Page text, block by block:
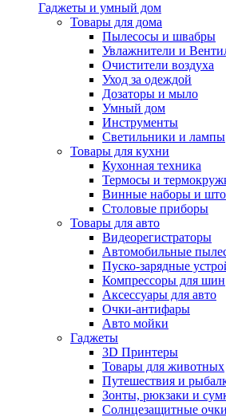
Гаджеты и умный дом
Товары для дома
Пылесосы и швабры
Увлажнители и
Очистители воздуха
Уход за одеждой
Дозаторы и мыло
Умный дом
Инструменты
Светильники и лампы
Товары для кухни
Кухонная техника
Термосы и
Винные наборы и
Столовые приборы
Товары для авто
Видеорегистраторы
Автомобильные
Пуско-зарядные
Компрессоры для шин
Аксессуары для авто
Очки-антифары
Авто мойки
Гаджеты
3D Принтеры
Товары для животных
Путешествия и
Зонты, рюкзаки и
Солнцезащитные очки